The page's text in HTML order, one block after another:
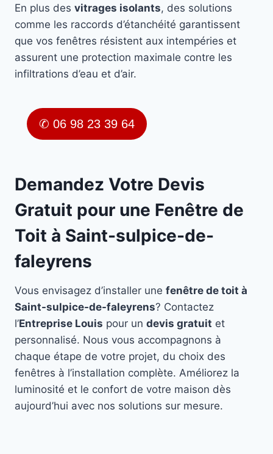
En plus des vitrages isolants, des solutions
comme les raccords d’étanchéité garantissent
que vos fenêtres résistent aux intempéries et
assurent une protection maximale contre les
infiltrations d’eau et d’air.
✆ 06 98 23 39 64
Demandez Votre Devis
Gratuit pour une Fenêtre de
Toit à Saint-sulpice-de-
faleyrens
Vous envisagez d’installer une fenêtre de toit à
Saint-sulpice-de-faleyrens? Contactez
l’Entreprise Louis pour un devis gratuit et
personnalisé. Nous vous accompagnons à
chaque étape de votre projet, du choix des
fenêtres à l’installation complète. Améliorez la
luminosité et le confort de votre maison dès
aujourd’hui avec nos solutions sur mesure.